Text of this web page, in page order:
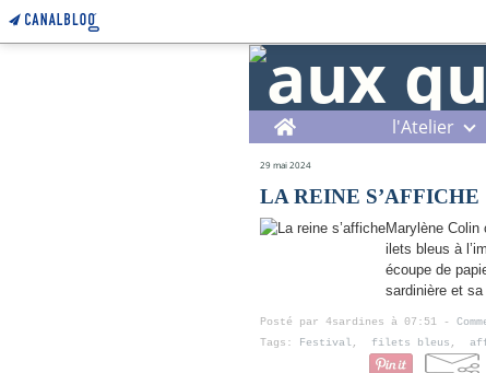
Home l'Atelier
29 mai 2024
LA REINE S’AFFICHE
Marylène
ilets bleus à
écoupe de
sardinière et
Posté par 4sardines à 07:51 -
Tags:
Festival, filets bleus ,